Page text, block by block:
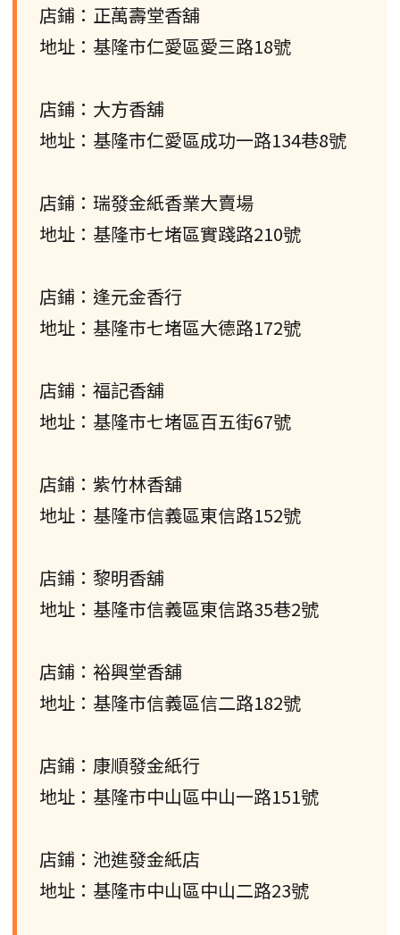
店鋪：正萬壽堂香舖
地址：基隆市仁愛區愛三路18號
店鋪：大方香舖
地址：基隆市仁愛區成功一路134巷8號
店鋪：瑞發金紙香業大賣場
地址：基隆市七堵區實踐路210號
店鋪：逢元金香行
地址：基隆市七堵區大德路172號
店鋪：福記香舖
地址：基隆市七堵區百五街67號
店鋪：紫竹林香舖
地址：基隆市信義區東信路152號
店鋪：黎明香舖
地址：基隆市信義區東信路35巷2號
店鋪：裕興堂香舖
地址：基隆市信義區信二路182號
店鋪：康順發金紙行
地址：基隆市中山區中山一路151號
店鋪：池進發金紙店
地址：基隆市中山區中山二路23號